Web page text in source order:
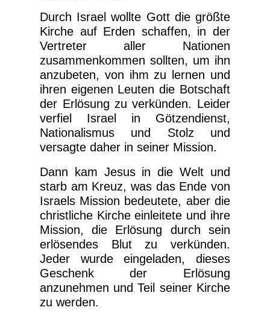
Durch Israel wollte Gott die größte
Kirche auf Erden schaffen, in der
Vertreter aller Nationen
zusammenkommen sollten, um ihn
anzubeten, von ihm zu lernen und
ihren eigenen Leuten die Botschaft
der Erlösung zu verkünden. Leider
verfiel Israel in Götzendienst,
Nationalismus und Stolz und
versagte daher in seiner Mission.
Dann kam Jesus in die Welt und
starb am Kreuz, was das Ende von
Israels Mission bedeutete, aber die
christliche Kirche einleitete und ihre
Mission, die Erlösung durch sein
erlösendes Blut zu verkünden.
Jeder wurde eingeladen, dieses
Geschenk der Erlösung
anzunehmen und Teil seiner Kirche
zu werden.